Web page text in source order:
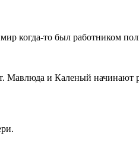
когда-то был работником
и Каленый начинают